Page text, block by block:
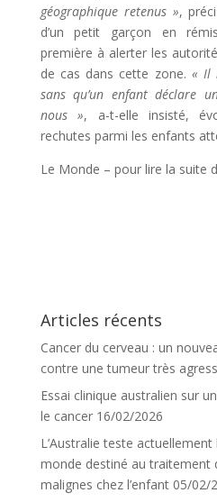
géographique retenus »,
d’un petit garçon en
première à alerter les
de cas dans cette zone. « Il
sans qu’un enfant déclare
nous », a-t-elle insisté,
rechutes parmi les enfants
Le Monde – pour lire la suite
Articles récents
Cancer du cerveau : un
contre une tumeur très
Essai clinique australien sur
le cancer 16/02/2026
L’Australie teste
monde destiné au traitement
malignes chez l’enfant 05/02/